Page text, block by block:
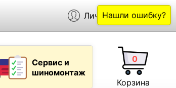
Личный кабинет
Сервис и
шиномонтаж
0
Корзина
Нашли ошибку?